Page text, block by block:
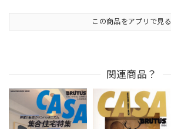
この商品をアプリで見る
関連商品？